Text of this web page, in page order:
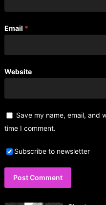
Email *
Website
Save my name, email, and
time I comment.
Subscribe to newsletter